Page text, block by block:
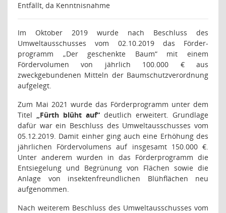
Entfällt, da Kenntnisnahme
Im Oktober 2019 wurde nach Beschluss des
Umweltausschusses vom 02.10.2019 das Förder-
programm „Der geschenkte Baum“ mit einem
Fördervolumen von jährlich 100.000 € aus
zweckgebundenen Mitteln der Baumschutzverordnung
aufgelegt.
Zum Mai 2021 wurde das Förderprogramm unter dem
Titel „Fürth blüht auf“ deutlich erweitert. Grundlage
dafür war ein Beschluss des Umweltausschusses vom
05.12.2019. Damit einher ging auch eine Erhöhung des
jährlichen Fördervolumens auf insgesamt 150.000 €.
Unter anderem wurden in das Förderprogramm die
Entsiegelung und Begrünung von Flächen sowie die
Anlage von insektenfreundlichen Blühflächen neu
aufgenommen.
Nach weiterem Beschluss des Umweltausschusses vom